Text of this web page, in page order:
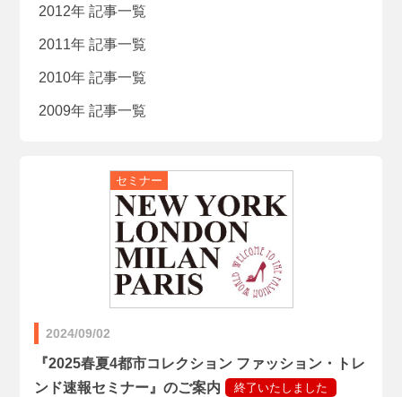
2024/09/02
『2025春夏4都市コレクション ファッション・トレ
ンド速報セミナー』のご案内
2012年 記事一覧
2011年 記事一覧
2010年 記事一覧
2009年 記事一覧